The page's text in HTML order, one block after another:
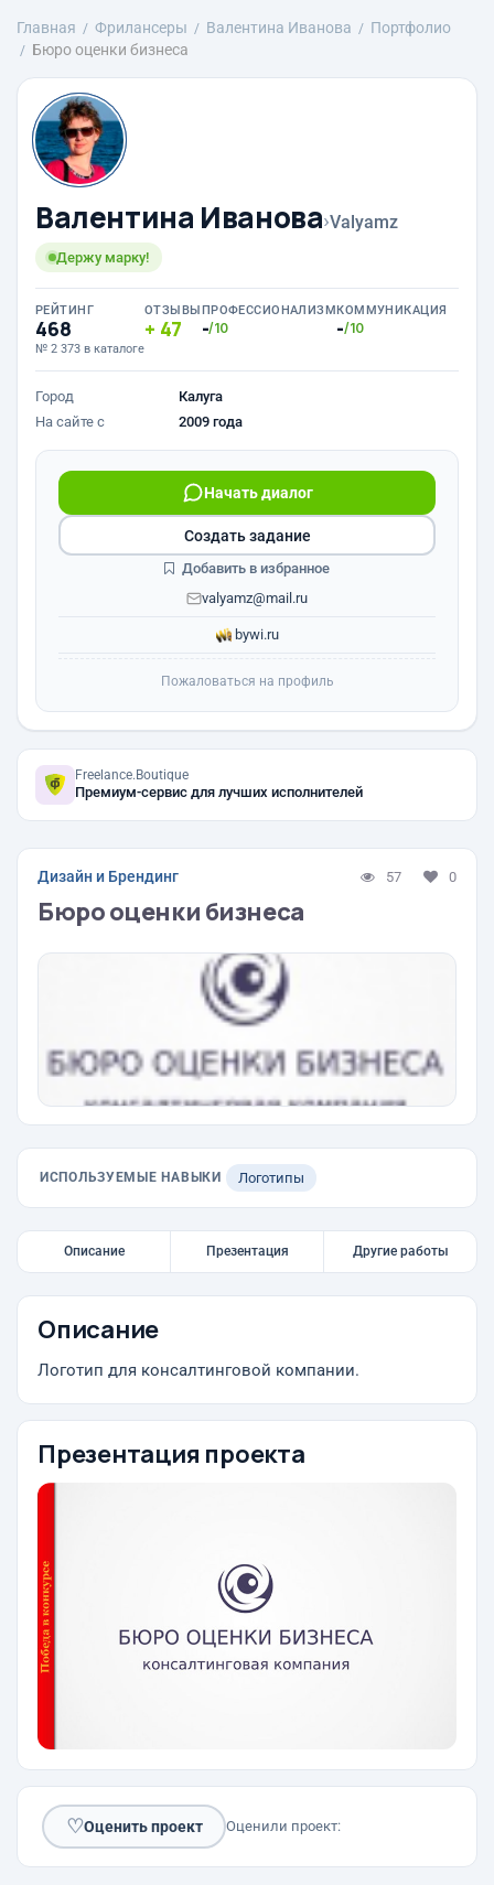
Главная Фрилансеры Валентина Иванова
Портфолио
Бюро оценки бизнеса
Валентина Иванова›Valyamz
Держу марку!
РЕЙТИНГ
468
№ 2 373 в каталоге
ОТЗЫВЫ
47
ПРОФЕССИОНАЛИЗМ
-/10
КОММУНИКАЦИЯ
-/10
Город
Калуга
На сайте с
2009 года
Начать диалог
valyamz@mail.ru
bywi.ru
Создать задание
Добавить в избранное
Пожаловаться на профиль
Freelance.Boutique
Премиум-сервис для лучших исполнителей
Дизайн и Брендинг 57 0
Бюро оценки бизнеса
ИСПОЛЬЗУЕМЫЕ НАВЫКИ Логотипы
Описание Презентация Другие работы
Описание
Логотип для консалтинговой компании.
Презентация проекта
♡Оценить проект Оценили проект: